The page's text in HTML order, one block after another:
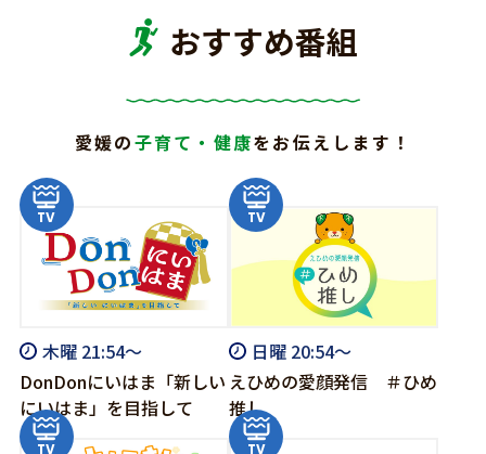
おすすめ番組
愛媛の子育て・健康をお伝えします！
木曜 21:54～
DonDonにいはま「新しい
にいはま」を目指して
日曜 20:54～
えひめの愛顔発信 ＃ひめ
推し